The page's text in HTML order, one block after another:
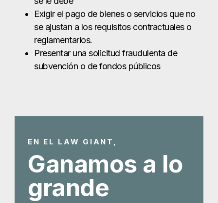
Exigir el pago de bienes o servicios que no
se ajustan a los requisitos contractuales o
reglamentarios.
Presentar una solicitud fraudulenta de
subvención o de fondos públicos
EN EL LAW GIANT,
Ganamos a lo
grande